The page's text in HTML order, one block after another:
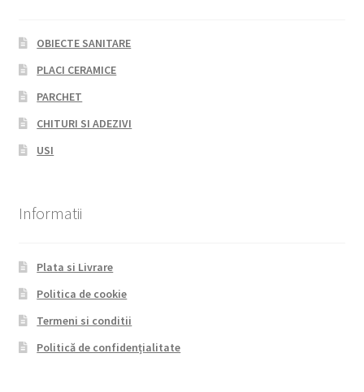
OBIECTE SANITARE
PLACI CERAMICE
PARCHET
CHITURI SI ADEZIVI
USI
Informatii
Plata si Livrare
Politica de cookie
Termeni si conditii
Politică de confidențialitate